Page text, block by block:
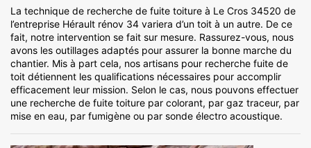
La technique de recherche de fuite toiture à Le Cros 34520 de
l’entreprise Hérault rénov 34 variera d’un toit à un autre. De ce
fait, notre intervention se fait sur mesure. Rassurez-vous, nous
avons les outillages adaptés pour assurer la bonne marche du
chantier. Mis à part cela, nos artisans pour recherche fuite de
toit détiennent les qualifications nécessaires pour accomplir
efficacement leur mission. Selon le cas, nous pouvons effectuer
une recherche de fuite toiture par colorant, par gaz traceur, par
mise en eau, par fumigène ou par sonde électro acoustique.